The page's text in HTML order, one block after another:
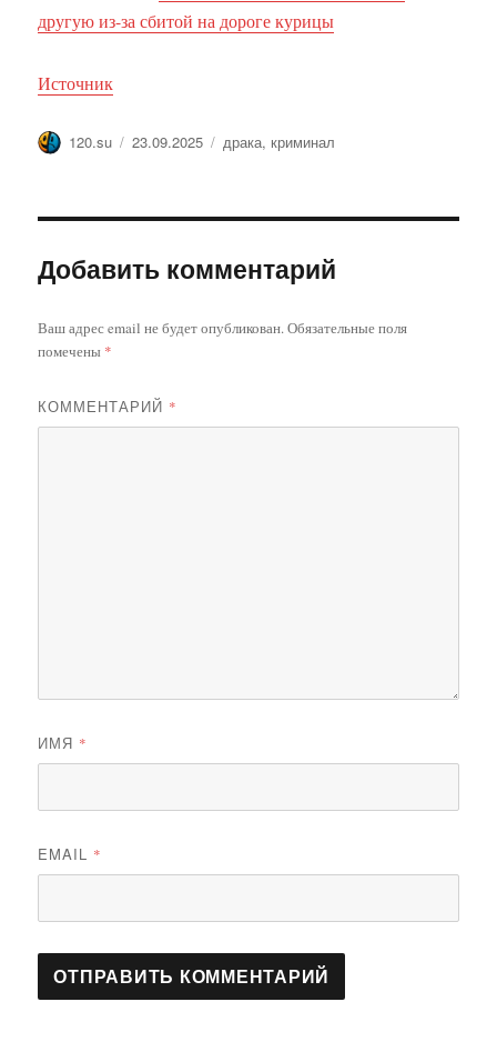
другую из-за сбитой на дороге курицы
Источник
Автор
120.su Опубликовано
23.09.2025 Метки
драка, криминал
Добавить комментарий
Ваш адрес email не будет опубликован.Обязательные поля
помечены *
КОММЕНТАРИЙ *
ИМЯ *
EMAIL *